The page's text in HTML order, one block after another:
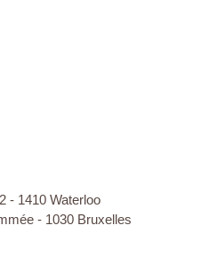
- 1410 Waterloo
- 1030 Bruxelles